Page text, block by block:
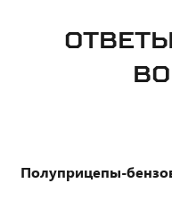
Полуприцепы-